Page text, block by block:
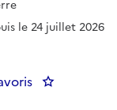
le 24 juillet 2026
: